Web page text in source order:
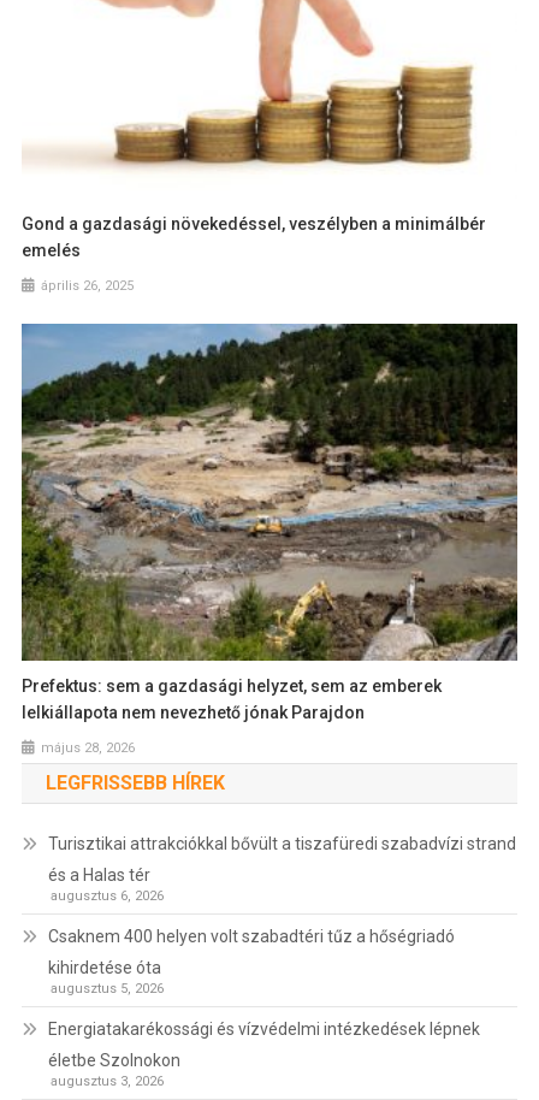
Gond a gazdasági növekedéssel, veszélyben a minimálbér
emelés
április 26, 2025
Prefektus: sem a gazdasági helyzet, sem az emberek
lelkiállapota nem nevezhető jónak Parajdon
május 28, 2026
LEGFRISSEBB HÍREK
Turisztikai attrakciókkal bővült a tiszafüredi szabadvízi strand
és a Halas tér
augusztus 6, 2026
Csaknem 400 helyen volt szabadtéri tűz a hőségriadó
kihirdetése óta
augusztus 5, 2026
Energiatakarékossági és vízvédelmi intézkedések lépnek
életbe Szolnokon
augusztus 3, 2026